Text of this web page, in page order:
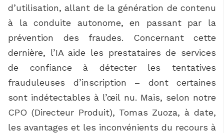
d’utilisation, allant de la génération de contenu
à la conduite autonome, en passant par la
prévention des fraudes. Concernant cette
dernière, l’IA aide les prestataires de services
de confiance à détecter les tentatives
frauduleuses d’inscription – dont certaines
sont indétectables à l’œil nu. Mais, selon notre
CPO (Directeur Produit), Tomas Zuoza, à date,
les avantages et les inconvénients du recours à